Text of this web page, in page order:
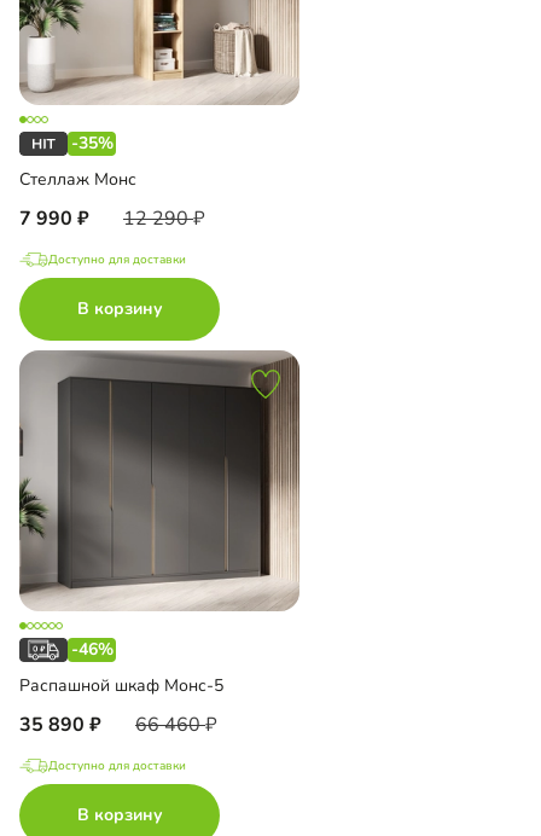
-35%
Стеллаж Монс
7 990 12 290
Доступно для доставки
В корзину
-46%
Распашной шкаф Монс-5
35 890 66 460
Доступно для доставки
В корзину